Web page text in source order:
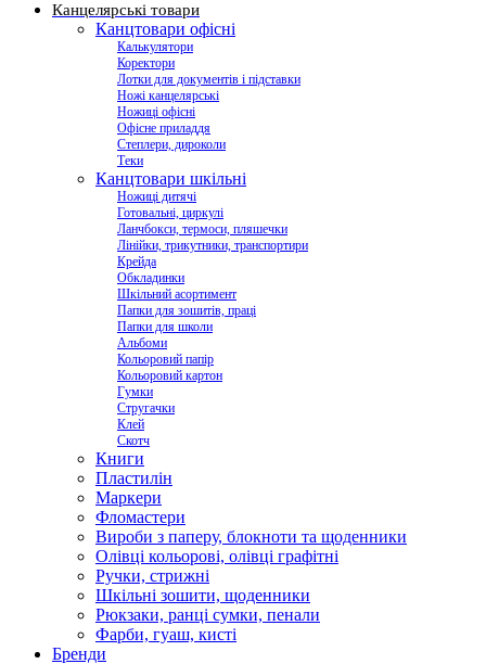
Канцелярські товари
Канцтовари офісні
Калькулятори
Коректори
Лотки для документів і підставки
Ножі канцелярські
Ножиці офісні
Офісне приладдя
Степлери, дироколи
Теки
Канцтовари шкільні
Ножиці дитячі
Готовальні, циркулі
Ланчбокси, термоси, пляшечки
Лінійки, трикутники, транспортири
Крейда
Обкладинки
Шкільний асортимент
Папки для зошитів, праці
Папки для школи
Альбоми
Кольоровий папір
Кольоровий картон
Гумки
Стругачки
Клей
Скотч
Книги
Пластилін
Маркери
Фломастери
Вироби з паперу, блокноти та щоденники
Олівці кольорові, олівці графітні
Ручки, стрижні
Шкільні зошити, щоденники
Рюкзаки, ранці сумки, пенали
Фарби, гуаш, кисті
Бренди